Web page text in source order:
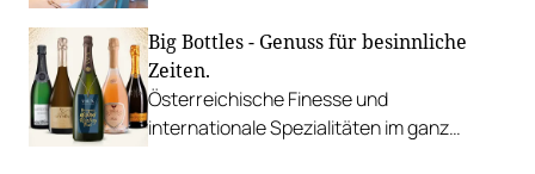
Big Bottles - Genuss für besinnliche
Zeiten.
Österreichische Finesse und
internationale Spezialitäten im ganz